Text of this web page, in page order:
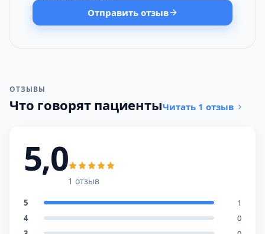
Отправить отзыв
ОТЗЫВЫ
Что говорят пациентыЧитать 1 отзыв
5,0
1 отзыв
5
1
4
0